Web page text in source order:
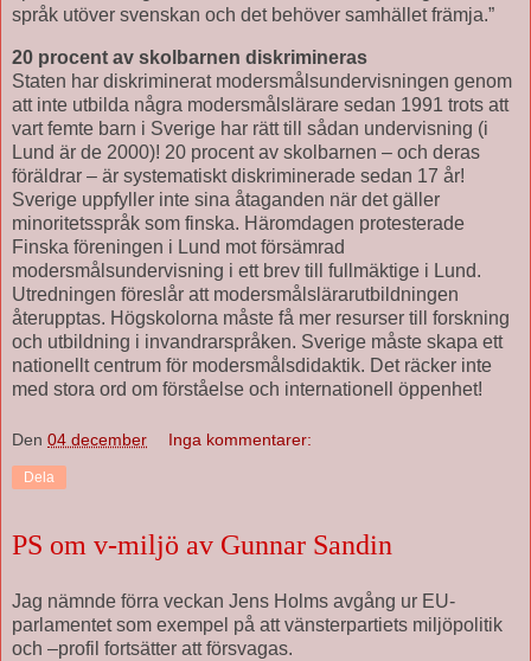
språk utöver svenskan och det behöver samhället främja.”
20 procent av skolbarnen diskrimineras
Staten har diskriminerat modersmålsundervisningen genom
att inte utbilda några modersmålslärare sedan 1991 trots att
vart femte barn i Sverige har rätt till sådan undervisning (i
Lund är de 2000)! 20 procent av skolbarnen – och deras
föräldrar – är systematiskt diskriminerade sedan 17 år!
Sverige uppfyller inte sina åtaganden när det gäller
minoritetsspråk som finska. Häromdagen protesterade
Finska föreningen i Lund mot försämrad
modersmålsundervisning i ett brev till fullmäktige i Lund.
Utredningen föreslår att modersmålslärarutbildningen
återupptas. Högskolorna måste få mer resurser till forskning
och utbildning i invandrarspråken. Sverige måste skapa ett
nationellt centrum för modersmålsdidaktik. Det räcker inte
med stora ord om förståelse och internationell öppenhet!
Den 04 december Inga kommentarer:
Dela
PS om v-miljö av Gunnar Sandin
Jag nämnde förra veckan Jens Holms avgång ur EU-
parlamentet som exempel på att vänsterpartiets miljöpolitik
och –profil fortsätter att försvagas.